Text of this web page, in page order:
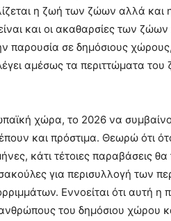
η ζωή των ζώων αλλά και
και οι ακαθαρσίες των
παρουσία σε δημόσιους
αμέσως τα περιττώματα
χώρα, το 2026 να
και πρόστιμα. Θεωρώ ότι
κάτι τέτοιες παραβάσεις
για περισυλλογή των
Εννοείται ότι αυτή η
του δημόσιου χώρου